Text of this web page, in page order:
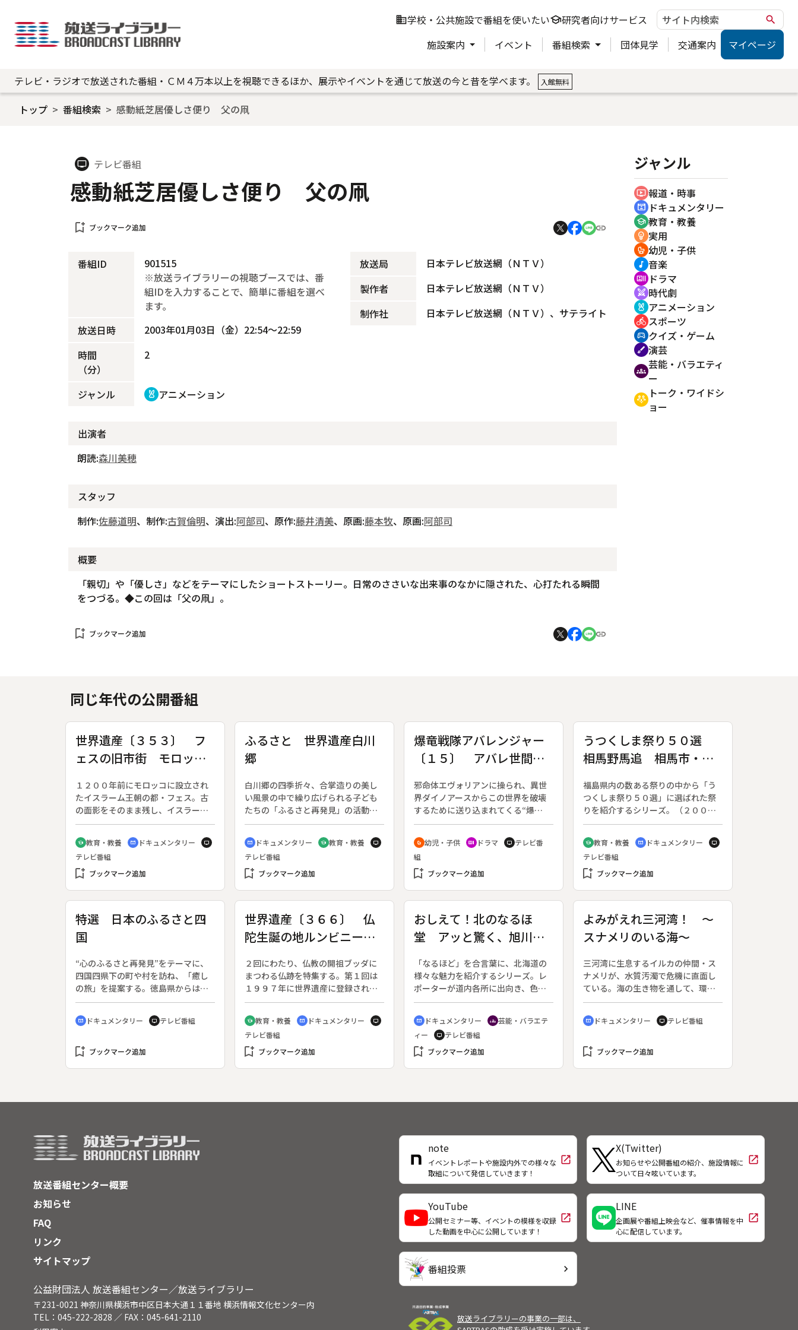
business学校・公共施設で番組を使いたいschool研究者向けサービス search
施設案内 イベント 番組検索 団体見学 交通案内 マイページ
テレビ・ラジオで放送された番組・ＣＭ４万本以上を視聴できるほか、展示やイベントを通じて放送の今と昔を学べます。 入館無料
トップ 番組検索 感動紙芝居優しさ便り 父の凧
tv テレビ番組
感動紙芝居優しさ便り 父の凧
bookmark_add ブックマーク追加
番組ID
901515
※放送ライブラリーの視聴ブースでは、番
組IDを入力することで、簡単に番組を選べ
ます。
放送日時
2003年01月03日（金）22:54～22:59
時間
（分）
2
ジャンル cruelty_free アニメーション
放送局
日本テレビ放送網（ＮＴＶ）
製作者
日本テレビ放送網（ＮＴＶ）
制作社
日本テレビ放送網（ＮＴＶ）、サテライト
出演者
朗読:森川美穂
スタッフ
制作:佐藤道明、制作:古賀倫明、演出:阿部司、原作:藤井清美、原画:藤本牧、原画:阿部司
概要
「親切」や「優しさ」などをテーマにしたショートストーリー。日常のささいな出来事のなかに隠された、心打たれる瞬間
をつづる。◆この回は「父の凧」。
bookmark_add ブックマーク追加
ジャンル
ondemand_video 報道・時事
cinematic_blur ドキュメンタリー
school 教育・教養
emoji_objects 実用
crib 幼児・子供
music_note 音楽
recent_actors ドラマ
swords 時代劇
cruelty_free アニメーション
directions_bike スポーツ
sports_esports クイズ・ゲーム
brush 演芸
groups 芸能・バラエティ
ー
adaptive_audio_mic トーク・ワイドシ
ョー
同じ年代の公開番組
世界遺産〔３５３〕 フ
ェスの旧市街 モロッコ
１２００年前にモロッコに設立され
たイスラーム王朝の都・フェス。古
の面影をそのまま残し、イスラーム
文化の結晶であるフェスの旧市街
は、１９８１年に世界遺産に登録さ
れた。◆世界一の迷宮都市と言われ
るフェス旧市街・メディナは、狭い
路地が入り組んでおり、車が中に入
んでいることで、メディナは何世紀
もほとんど変わらぬ姿を保ってき
た。メディナの中はスークと呼ばれ
る市場、なめし革の作業場、モス
ク、神学校など想像を越えた広がり
を持っている。◆ブー・ジュールド
門、レシーフ広場、サファリーン・
ク、ムーレイ・イドリス廟、聖者の
ラウィーン・モスク、アンダルー
ス・モスク
school 教育・教養 cinematic_blur ドキュメンタリー tv
テレビ番組
bookmark_add ブックマーク追加
ふるさと 世界遺産白川
郷
白川郷の四季折々、合掌造りの美し
い風景の中で繰り広げられる子ども
たちの「ふるさと再発見」の活動を
１年間追い続けたドキュメンタリ
ー。◆世界遺産に登録されている岐
阜県の白川郷で、家族や地域の人た
ちから昔話や祭りのことなど色々な
話を取材して、ふるさとについても
の意外な歴史を発掘した。
cinematic_blur ドキュメンタリー school 教育・教養 tv
テレビ番組
bookmark_add ブックマーク追加
爆竜戦隊アバレンジャー
〔１５〕 アバレ世間は
邪命体エヴォリアンに操られ、異世
界ダイノアースからこの世界を破壊
するために送り込まれてくる“爆
竜”。彼らをエヴォリアンから解き放
ち世界を守るために、彼らと心を通
わせる力「ダイノガッツ」を持つ戦
士たち・アバレンジャーが活躍す
る。スーパー戦隊シリーズ第２７
と車とマーガレットを組み合わせて
生み出した新たな怪人・シャークル
マーガレットの“嫌いビーム”攻撃を
受け、アバレンジャーたちは自分の
嫌いなものの幻覚に苦しめられる。
crib 幼児・子供 recent_actors ドラマ tv テレビ番
組
bookmark_add ブックマーク追加
うつくしま祭り５０選
相馬野馬追 相馬市・原
福島県内の数ある祭りの中から「う
つくしま祭り５０選」に選ばれた祭
りを紹介するシリーズ。（２００３
年５月１２日～２００４年２月２日
放送、全３０回）◆古式にのった騎
馬武者の行列、勇壮な神旗争奪戦、
かつての野馬追の姿を今に伝える野
馬懸など、相馬藩が伝えてきた野馬
school 教育・教養 cinematic_blur ドキュメンタリー tv
テレビ番組
bookmark_add ブックマーク追加
特選 日本のふるさと四
国
“心のふるさと再発見”をテーマに、
四国四県下の町や村を訪ね、「癒し
の旅」を提案する。徳島県からは
「東祖谷山村」、香川県からは「丸
亀市本島」、高知県からは「宿毛
市」、愛媛県からは「宇和町」を紹
cinematic_blur ドキュメンタリー tv テレビ番組
bookmark_add ブックマーク追加
世界遺産〔３６６〕 仏
陀生誕の地ルンビニー
２回にわたり、仏教の開祖ブッダに
まつわる仏跡を特集する。第１回は
１９９７年に世界遺産に登録された
ブッダの生誕地ルンビニー。◆ブッ
ダが生まれたのはおよそ２５００年
前。中国の僧、三蔵法師玄奘などの
記録により、ブッダの生誕地は現在
のネパールとインドの国境付近にあ
特定された。発掘調査隊は、紀元前
school 教育・教養 cinematic_blur ドキュメンタリー tv
テレビ番組
bookmark_add ブックマーク追加
おしえて！北のなるほ
堂 アッと驚く、旭川の
「なるほど」を合言葉に、北海道の
様々な魅力を紹介するシリーズ。レ
ポーターが道内各所に出向き、色々
な雑学や情報を交えながら、土地の
「人・モノ・自然・味覚」を伝え
る。ナビゲーターは明石英一郎アナ
ウンサー。（２００２年１０月６日
～２００５年９月２５日放送）◆買
て旅に出る。エジプト料理のファス
発されたスピーカーなどを発見。海
のない旭川で染められる大漁旗の不
思議にも迫る。レポーターは室田智
美。
cinematic_blur ドキュメンタリー groups 芸能・バラエテ
ィー
tv テレビ番組
bookmark_add ブックマーク追加
よみがえれ三河湾！ ～
スナメリのいる海～
三河湾に生息するイルカの仲間・ス
ナメリが、水質汚濁で危機に直面し
ている。海の生き物を通して、環境
保全を考える。テレビ愛知開局２０
周年記念特別番組。◆スナメリは体
長１．５メートルほどの小型のイル
め、背びれが退化している。かつて
う。スナメリを養えなくなった三河
川を遡って植林を行い、子どもたち
は漂着するゴミと格闘し、水産試験
場では水質浄化を担うアサリの生息
地を確保しようと計画を立てはじめ
る。
cinematic_blur ドキュメンタリー tv テレビ番組
bookmark_add ブックマーク追加
放送番組センター概要
お知らせ
FAQ
リンク
サイトマップ
公益財団法人 放送番組センター／放送ライブラリー
〒231-0021 神奈川県横浜市中区日本大通１１番地 横浜情報文化センター内
TEL：045-222-2828 ／ FAX：045-641-2110
note
イベントレポートや施設内外での様々な
取組について発信していきます！
open_in_new
X(Twitter)
お知らせや公開番組の紹介、施設情報に
ついて日々呟いています。
open_in_new
YouTube
公開セミナー等、イベントの模様を収録
した動画を中心に公開しています！
open_in_new
LINE
企画展や番組上映会など、催事情報を中
心に配信しています。
open_in_new
番組投票 chevron_right
放送ライブラリーの事業の一部は、